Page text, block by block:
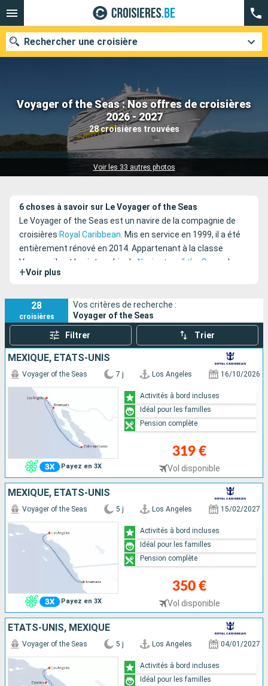
Voyager of the Seas : Nos offres de croisières
2026 - 2027
28 croisières trouvées
Voir les 33 autres photos
Rechercher une croisière
Nos destinations
Mois de départ
Compagnies
6 choses à savoir sur Le Voyager of the Seas
Le Voyager of the Seas est un navire de la compagnie de
croisières Royal Caribbean. Mis en service en 1999, il a été
entièrement rénové en 2014. Appartenant à la classe
Voyager, il est le sister-ship du Navigator of the Seas
, du
Mariner of the Seas
+Voir plus
28
croisières
Vos critères de recherche :
Voyager of the Seas
Filtrer Trier
MEXIQUE, ÉTATS-UNIS
Payez en 3X
Voyager of the Seas 7 j Los Angeles 16/10/2026
319 €
Vol disponible
Activités à bord incluses
Idéal pour les familles
Pension complète
MEXIQUE, ÉTATS-UNIS
Payez en 3X
Voyager of the Seas 5 j Los Angeles 15/02/2027
350 €
Vol disponible
Activités à bord incluses
Idéal pour les familles
Pension complète
ÉTATS-UNIS, MEXIQUE
Voyager of the Seas 5 j Los Angeles 04/01/2027
Activités à bord incluses
Idéal pour les familles